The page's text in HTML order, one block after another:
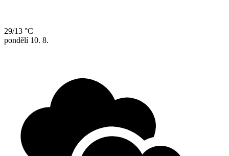
29/13 °C
pondělí 10. 8.